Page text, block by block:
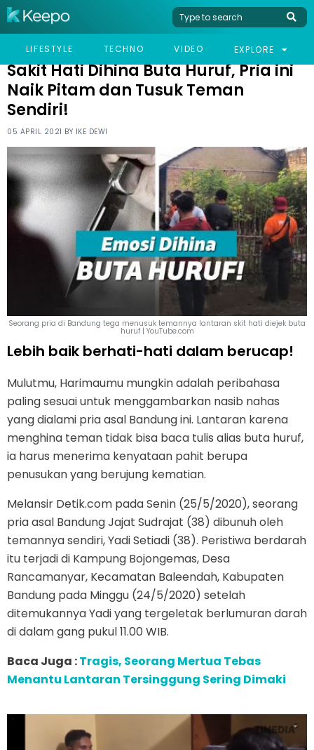
LIFESTYLE TECHNO VIDEO EXPLORE
HOME VIRAL
SAKIT HATI DIHINA BUTA HURUF, PRIA INI NAIK PITAM DAN TUSUK
Sakit Hati Dihina Buta Huruf, Pria ini
Naik Pitam dan Tusuk Teman
Sendiri!
05 APRIL 2021 BY IKE DEWI
Seorang pria di Bandung tega menusuk temannya lantaran skit hati diejek buta
huruf | YouTube.com
Lebih baik berhati-hati dalam berucap!
Mulutmu, Harimaumu mungkin adalah peribahasa
paling sesuai untuk menggambarkan nasib nahas
yang dialami pria asal Bandung ini. Lantaran karena
menghina teman tidak bisa baca tulis alias buta huruf,
ia harus menerima kenyataan pahit berupa
penusukan yang berujung kematian.
Melansir Detik.com pada Senin (25/5/2020), seorang
pria asal Bandung Jajat Sudrajat (38) dibunuh oleh
temannya sendiri, Yadi Setiadi (38). Peristiwa berdarah
itu terjadi di Kampung Bojongemas, Desa
Rancamanyar, Kecamatan Baleendah, Kabupaten
Bandung pada Minggu (24/5/2020) setelah
ditemukannya Yadi yang tergeletak berlumuran darah
di dalam gang pukul 11.00 WIB.
Baca Juga :Tragis, Seorang Mertua Tebas
Menantu Lantaran Tersinggung Sering Dimaki